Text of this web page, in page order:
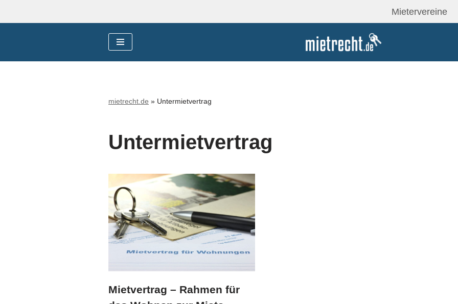
Mietervereine
mietrecht.de » Untermietvertrag
Untermietvertrag
Mietvertrag – Rahmen für